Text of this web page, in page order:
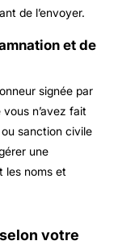
de l’envoyer.
et de
signée par
n’avez fait
ou sanction civile
une
les noms et
votre